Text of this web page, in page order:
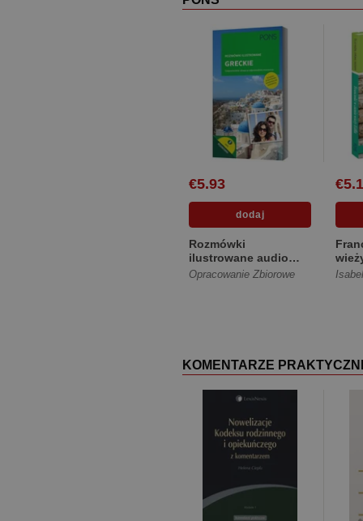
€5.93
Rozmówki
ilustrowane audio
greckie [Miękka]
Opracowanie Zbiorowe
KOMENTARZE